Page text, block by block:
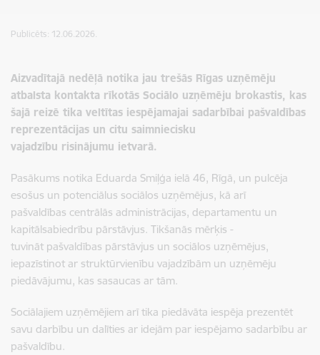
Publicēts: 12.06.2026.
Aizvadītajā nedēļā notika jau trešās Rīgas uzņēmēju
atbalsta kontakta rīkotās Sociālo uzņēmēju brokastis, kas
šajā reizē tika veltītas iespējamajai sadarbībai pašvaldības
reprezentācijas un citu saimniecisku
vajadzību risinājumu ietvarā.
Pasākums notika Eduarda Smiļģa ielā 46, Rīgā, un pulcēja
esošus un potenciālus sociālos uzņēmējus, kā arī
pašvaldības centrālās administrācijas, departamentu un
kapitālsabiedrību pārstāvjus. Tikšanās mērķis -
tuvināt pašvaldības pārstāvjus un sociālos uzņēmējus,
iepazīstinot ar struktūrvienību vajadzībām un uzņēmēju
piedāvājumu, kas sasaucas ar tām.
Sociālajiem uzņēmējiem arī tika piedāvāta iespēja prezentēt
savu darbību un dalīties ar idejām par iespējamo sadarbību ar
pašvaldību.